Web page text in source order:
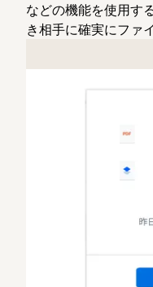
などの機能を使用す
き相手に確実にファ